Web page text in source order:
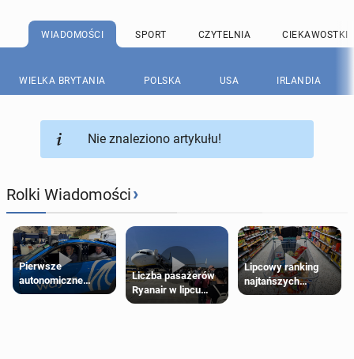
WIADOMOŚCI SPORT CZYTELNIA CIEKAWOSTKI
WIELKA BRYTANIA POLSKA USA IRLANDIA
Nie znaleziono artykułu!
Rolki Wiadomości›
Pierwsze
autonomiczne
Ubery pojawią się
Liczba pasażerów
Ryanair w lipcu
pobiła rekord
Lipcowy ranking
najtańszych
supermarketów